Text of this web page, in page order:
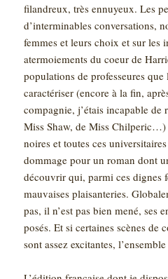
filandreux, très ennuyeux. Les
d’interminables conversations,
femmes et leurs choix et sur les
atermoiements du coeur de
populations de professeures
caractériser (encore à la fin,
compagnie, j’étais incapable
Miss Shaw, de Miss Chilperic…)
noires et toutes ces
dommage pour un roman dont
découvrir qui, parmi ces dignes
mauvaises plaisanteries.
pas, il n’est pas bien mené, ses
posés. Et si certaines scènes de
sont assez excitantes,